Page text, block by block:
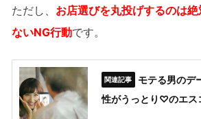
ただし、 お店選びを丸投げするのは
ないNG行動です。
モテる男のデ
性がうっとり♡のエス